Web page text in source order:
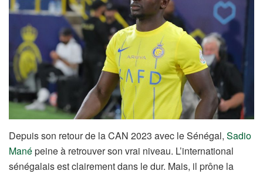
Depuis son retour de la CAN 2023 avec le Sénégal, Sadio
Manépeine à retrouver son vrai niveau. L’international
sénégalais est clairement dans le dur. Mais, il prône la